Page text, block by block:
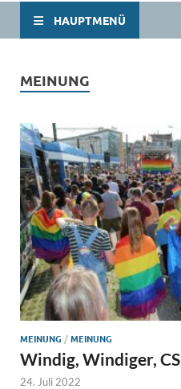
HAUPTMENÜ
MEINUNG
MEINUNG /MEINUNG
Windig, Windiger,
24. Juli 2022